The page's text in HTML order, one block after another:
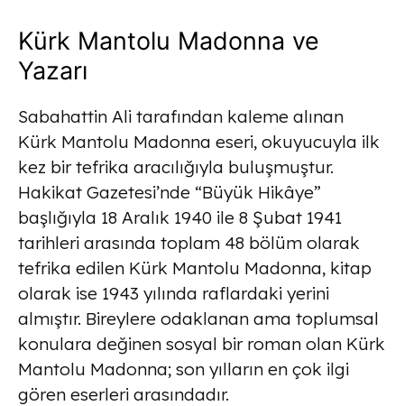
Kürk Mantolu Madonna ve
Yazarı
Sabahattin Ali tarafından kaleme alınan
Kürk Mantolu Madonna eseri, okuyucuyla ilk
kez bir tefrika aracılığıyla buluşmuştur.
Hakikat Gazetesi’nde “Büyük Hikâye”
başlığıyla 18 Aralık 1940 ile 8 Şubat 1941
tarihleri arasında toplam 48 bölüm olarak
tefrika edilen Kürk Mantolu Madonna, kitap
olarak ise 1943 yılında raflardaki yerini
almıştır. Bireylere odaklanan ama toplumsal
konulara değinen sosyal bir roman olan Kürk
Mantolu Madonna; son yılların en çok ilgi
gören eserleri arasındadır.